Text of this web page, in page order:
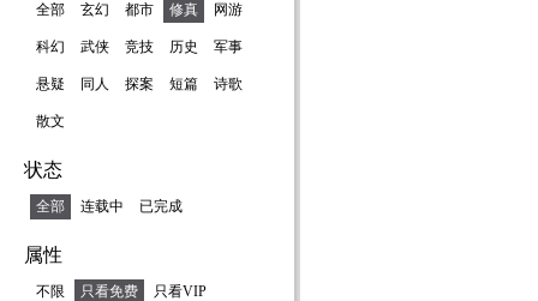
全部 玄幻 都市 修真 网游
科幻 武侠 竞技 历史 军事
悬疑 同人 探案 短篇 诗歌
散文
状态
全部 连载中 已完成
属性
不限 只看免费 只看VIP